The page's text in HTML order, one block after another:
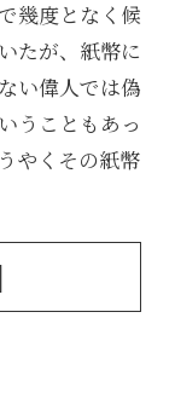
幾度となく候
たが、紙幣に
い偉人では偽
うこともあっ
やくその紙幣